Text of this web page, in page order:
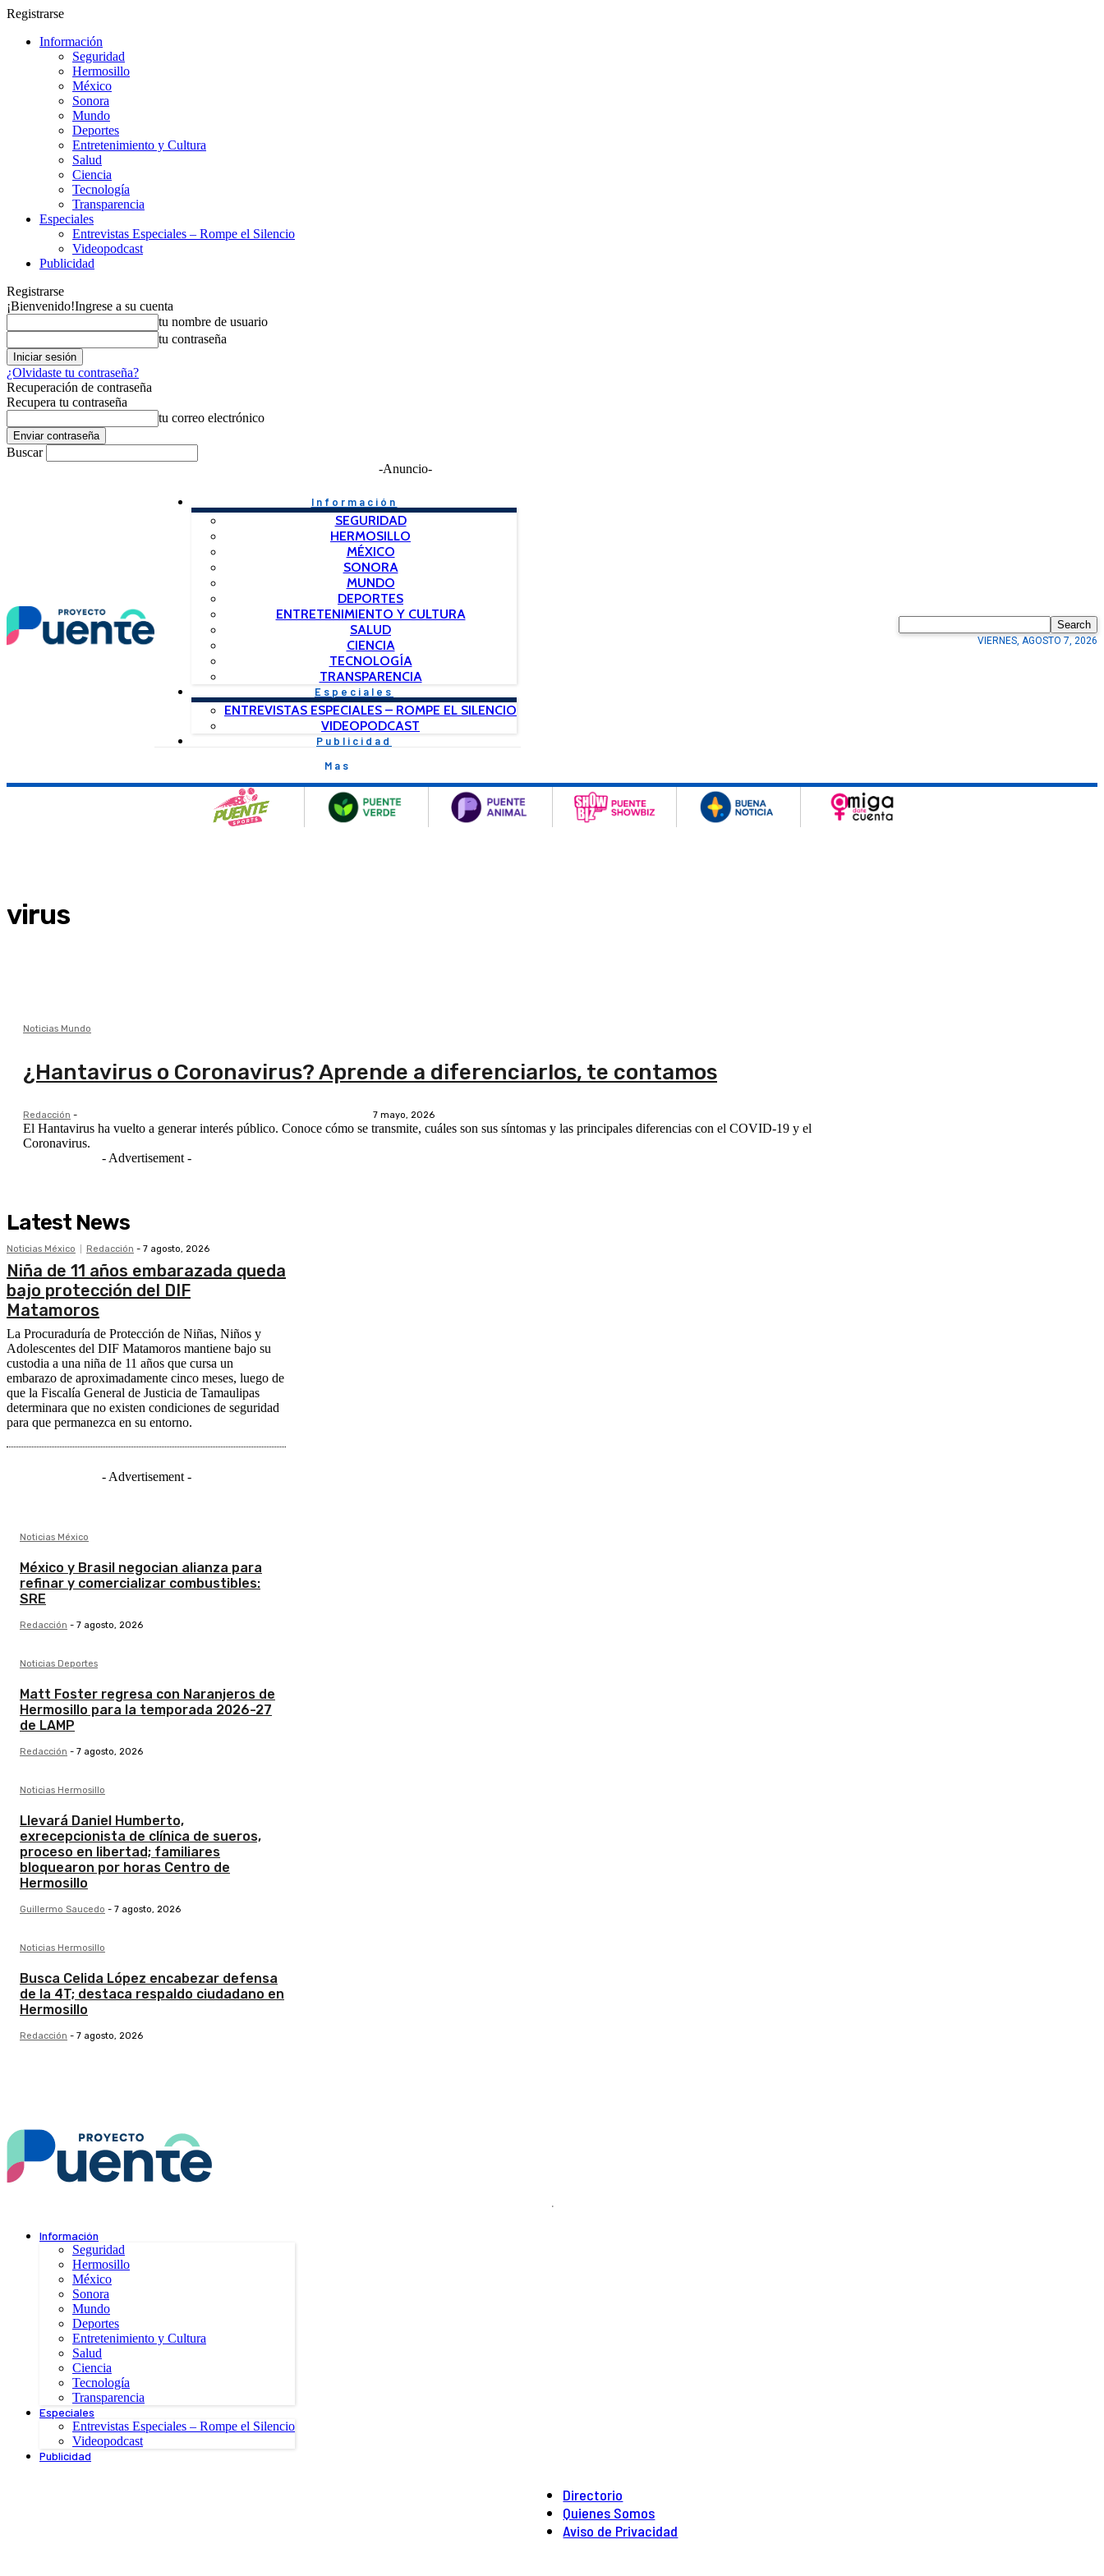
Registrarse
Información
Seguridad
Hermosillo
México
Sonora
Mundo
Deportes
Entretenimiento y Cultura
Salud
Ciencia
Tecnología
Transparencia
Especiales
Entrevistas Especiales – Rompe el Silencio
Videopodcast
Publicidad
Registrarse
¡Bienvenido!Ingrese a su cuenta
tu nombre de usuario
tu contraseña
¿Olvidaste tu contraseña?
Recuperación de contraseña
Recupera tu contraseña
tu correo electrónico
Buscar
-Anuncio-
Información
SEGURIDAD
HERMOSILLO
MÉXICO
SONORA
MUNDO
DEPORTES
ENTRETENIMIENTO Y CULTURA
SALUD
CIENCIA
TECNOLOGÍA
TRANSPARENCIA
Especiales
ENTREVISTAS ESPECIALES – ROMPE EL SILENCIO
VIDEOPODCAST
Publicidad
Mas
Search
VIERNES, AGOSTO 7, 2026
virus
Noticias Mundo
¿Hantavirus o Coronavirus? Aprende a diferenciarlos, te contamos
Redacción - 7 mayo, 2026
El Hantavirus ha vuelto a generar interés público. Conoce cómo se transmite, cuáles son sus síntomas y las principales diferencias con el COVID-19 y el
Coronavirus.
- Advertisement -
Latest News
Noticias México Redacción - 7 agosto, 2026
Niña de 11 años embarazada queda
bajo protección del DIF
Matamoros
La Procuraduría de Protección de Niñas, Niños y
Adolescentes del DIF Matamoros mantiene bajo su
custodia a una niña de 11 años que cursa un
embarazo de aproximadamente cinco meses, luego de
que la Fiscalía General de Justicia de Tamaulipas
determinara que no existen condiciones de seguridad
para que permanezca en su entorno.
- Advertisement -
Noticias México
México y Brasil negocian alianza para
refinar y comercializar combustibles:
SRE
Redacción - 7 agosto, 2026
Noticias Deportes
Matt Foster regresa con Naranjeros de
Hermosillo para la temporada 2026-27
de LAMP
Redacción - 7 agosto, 2026
Noticias Hermosillo
Llevará Daniel Humberto,
exrecepcionista de clínica de sueros,
proceso en libertad; familiares
bloquearon por horas Centro de
Hermosillo
Guillermo Saucedo - 7 agosto, 2026
Noticias Hermosillo
Busca Celida López encabezar defensa
de la 4T; destaca respaldo ciudadano en
Hermosillo
Redacción - 7 agosto, 2026
.
Información
Seguridad
Hermosillo
México
Sonora
Mundo
Deportes
Entretenimiento y Cultura
Salud
Ciencia
Tecnología
Transparencia
Especiales
Entrevistas Especiales – Rompe el Silencio
Videopodcast
Publicidad
Directorio
Quienes Somos
Aviso de Privacidad